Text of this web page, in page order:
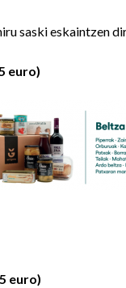
saski eskaintzen
euro)
euro)